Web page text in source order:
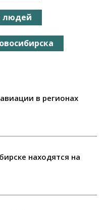
людей
в регионах
находятся на